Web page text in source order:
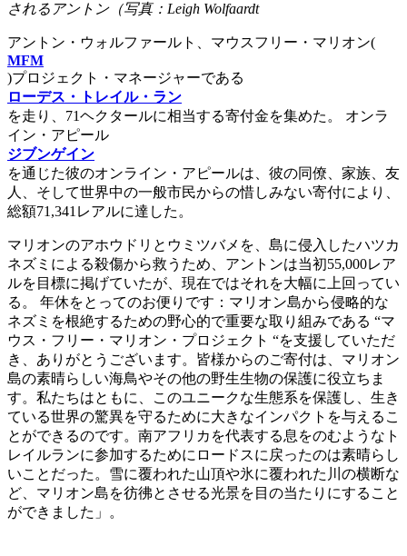
されるアントン（写真：Leigh Wolfaardt
アントン・ウォルファールト、マウスフリー・マリオン(
MFM
)プロジェクト・マネージャーである
ローデス・トレイル・ラン
を走り、71ヘクタールに相当する寄付金を集めた。 オンラ
イン・アピール
ジブンゲイン
を通じた彼のオンライン・アピールは、彼の同僚、家族、友
人、そして世界中の一般市民からの惜しみない寄付により、
総額71,341レアルに達した。
マリオンのアホウドリとウミツバメを、島に侵入したハツカ
ネズミによる殺傷から救うため、アントンは当初55,000レア
ルを目標に掲げていたが、現在ではそれを大幅に上回ってい
る。 年休をとってのお便りです：マリオン島から侵略的な
ネズミを根絶するための野心的で重要な取り組みである “マ
ウス・フリー・マリオン・プロジェクト “を支援していただ
き、ありがとうございます。皆様からのご寄付は、マリオン
島の素晴らしい海鳥やその他の野生生物の保護に役立ちま
す。私たちはともに、このユニークな生態系を保護し、生き
ている世界の驚異を守るために大きなインパクトを与えるこ
とができるのです。南アフリカを代表する息をのむようなト
レイルランに参加するためにロードスに戻ったのは素晴らし
いことだった。雪に覆われた山頂や氷に覆われた川の横断な
ど、マリオン島を彷彿とさせる光景を目の当たりにすること
ができました」。